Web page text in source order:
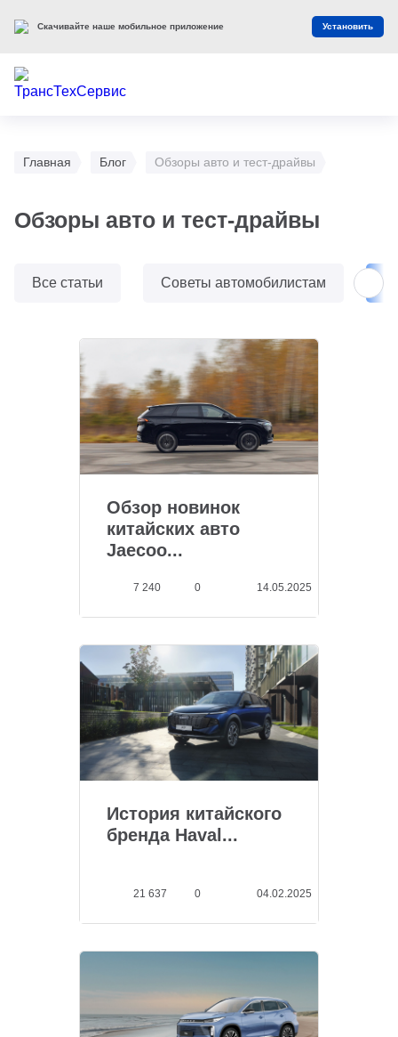
Главная Блог Обзоры авто и тест-драйвы
Обзоры авто и тест-драйвы
Все статьи Советы автомобилистам
Обзор новинок
китайских авто
Jaecoo...
7 240 0 14.05.2025
История китайского
бренда Haval...
21 637 0 04.02.2025
Скачивайте наше мобильное приложение Установить